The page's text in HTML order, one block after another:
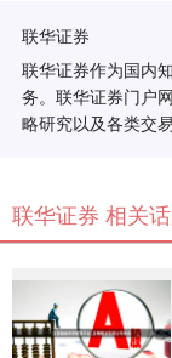
联华证券
联华证券作为国内
务。联华证券门户
略研究以及各类交
联华证券 相关